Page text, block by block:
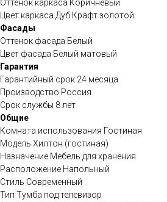
Оттенок каркаса Коричневый
Цвет каркаса Дуб Крафт золотой
Фасады
Оттенок фасада Белый
Цвет фасада Белый матовый
Гарантия
Гарантийный срок 24 месяца
Производство Россия
Срок службы 8 лет
Общие
Комната использования Гостиная
Модель Хилтон (гостиная)
Назначение Мебель для хранения
Расположение Напольный
Стиль Современный
Тип Тумба под телевизор